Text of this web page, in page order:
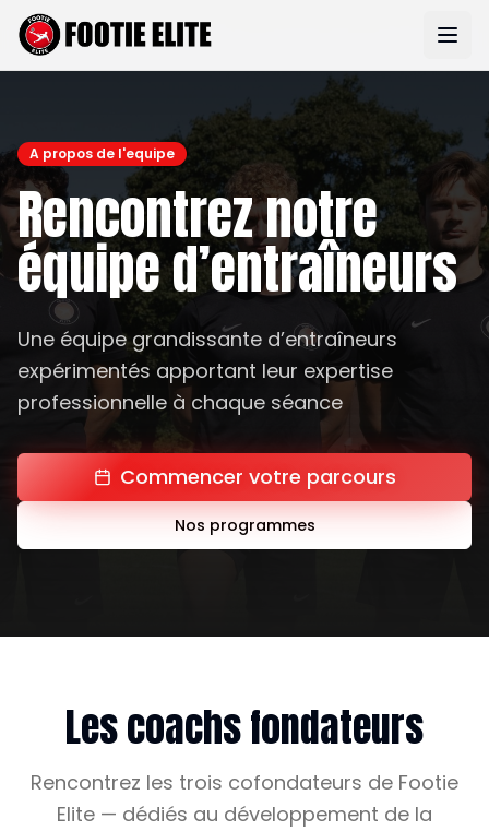
A propos de l'equipe
Rencontrez notre
équipe d’entraîneurs
Une équipe grandissante d’entraîneurs
expérimentés apportant leur expertise
professionnelle à chaque séance
Commencer votre parcours
Nos programmes
Les coachs fondateurs
Rencontrez les trois cofondateurs de Footie
Elite — dédiés au développement de la